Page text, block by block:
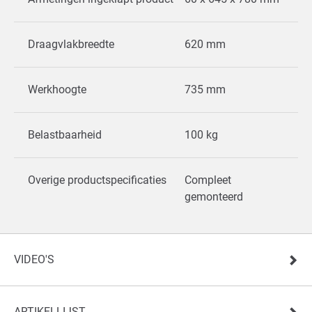
Draagvlakbreedte 620 mm
Werkhoogte 735 mm
Belastbaarheid 100 kg
Overige productspecificaties
Compleet
gemonteerd
VIDEO'S